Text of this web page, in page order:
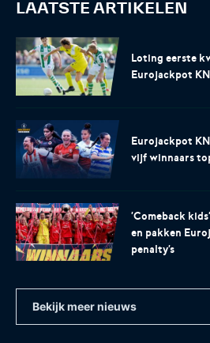
LAATSTE ARTIKELEN
Loting eerste
Eurojackpot
Eurojackpot
vijf winnaars
'Comeback
en pakken
penalty's
Bekijk meer nieuws